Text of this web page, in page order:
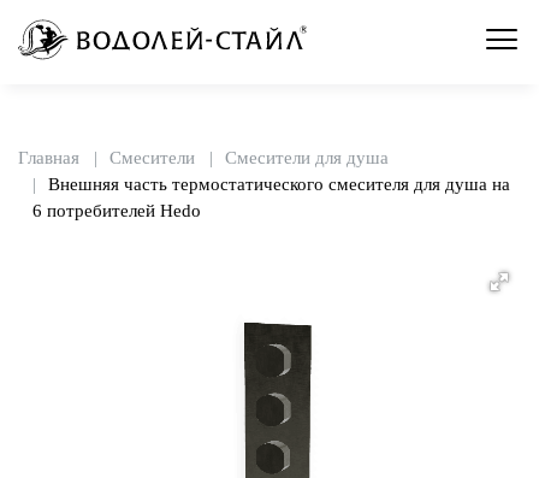
Главная Смесители
Смесители для душа
Внешняя часть термостатического смесителя для душа на
6 потребителей Hedo